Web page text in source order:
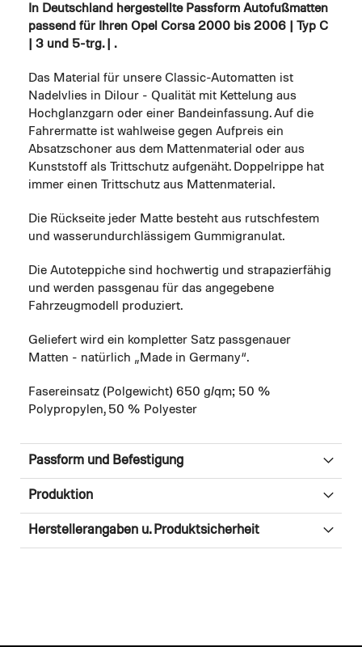
In Deutschland hergestellte Passform Autofußmatten
passend für Ihren Opel Corsa 2000 bis 2006 | Typ C
| 3 und 5-trg. | .
Das Material für unsere Classic-Automatten ist
Nadelvlies in Dilour - Qualität mit Kettelung aus
Hochglanzgarn oder einer Bandeinfassung. Auf die
Fahrermatte ist wahlweise gegen Aufpreis ein
Absatzschoner aus dem Mattenmaterial oder aus
Kunststoff als Trittschutz aufgenäht. Doppelrippe hat
immer einen Trittschutz aus Mattenmaterial.
Die Rückseite jeder Matte besteht aus rutschfestem
und wasserundurchlässigem Gummigranulat.
Die Autoteppiche sind hochwertig und strapazierfähig
und werden passgenau für das angegebene
Fahrzeugmodell produziert.
Geliefert wird ein kompletter Satz passgenauer
Matten - natürlich „Made in Germany“.
Fasereinsatz (Polgewicht) 650 g/qm; 50 %
Polypropylen, 50 % Polyester
Passform und Befestigung
Produktion
Herstellerangaben u. Produktsicherheit